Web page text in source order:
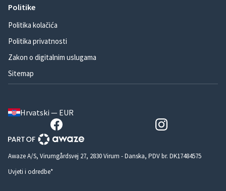
Politike
Politika kolačića
Politika privatnosti
Zakon o digitalnim uslugama
Sitemap
Hrvatski — EUR
Awaze A/S, Virumgårdsvej 27, 2830 Virum - Danska, PDV br. DK17484575
Uvjeti i odredbe*